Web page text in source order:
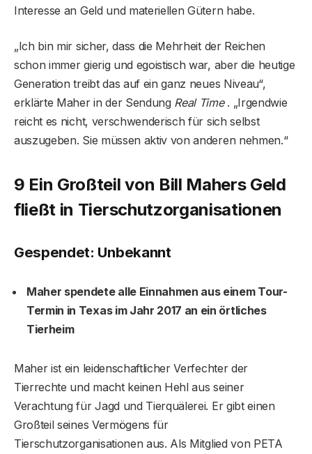
Interesse an Geld und materiellen Gütern habe.
„Ich bin mir sicher, dass die Mehrheit der Reichen
schon immer gierig und egoistisch war, aber die heutige
Generation treibt das auf ein ganz neues Niveau“,
erklärte Maher in der Sendung Real Time. „Irgendwie
reicht es nicht, verschwenderisch für sich selbst
auszugeben. Sie müssen aktiv von anderen nehmen.“
9 Ein Großteil von Bill Mahers Geld
fließt in Tierschutzorganisationen
Gespendet: Unbekannt
Maher spendete alle Einnahmen aus einem Tour-
Termin in Texas im Jahr 2017 an ein örtliches
Tierheim
Maher ist ein leidenschaftlicher Verfechter der
Tierrechte und macht keinen Hehl aus seiner
Verachtung für Jagd und Tierquälerei. Er gibt einen
Großteil seines Vermögens für
Tierschutzorganisationen aus. Als Mitglied von PETA